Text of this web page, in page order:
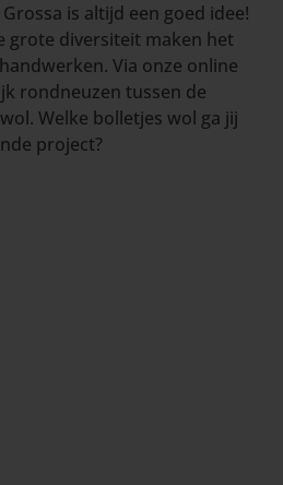
is altijd een goed idee!
grote diversiteit maken het
Via onze online
rondneuzen tussen de
Welke bolletjes wol ga jij
project?